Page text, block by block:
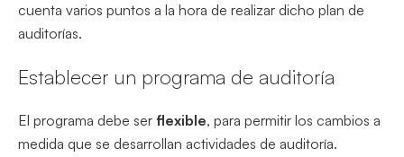
cuenta varios puntos a la hora de realizar dicho plan de
auditorías.
Establecer un programa de auditoría
El programa debe ser flexible, para permitir los cambios a
medida que se desarrollan actividades de auditoría.